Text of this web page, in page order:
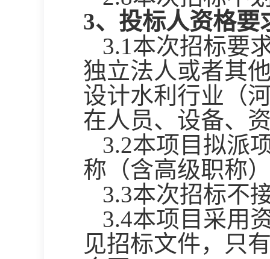
3、投标人资格要
3.1本次招标要
独立法人或者其
设计水利行业（
在人员、设备、
3.2本项目拟派
称（含高级职称
3.3本次招标不
3.4本项目采用
见招标文件，只